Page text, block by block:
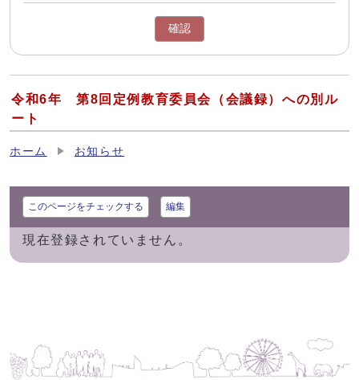
確認
令和6年 第8回定例教育委員会（会議録）への別ル
ート
ホーム お知らせ
このページをチェックする 編集
現在登録されていません。